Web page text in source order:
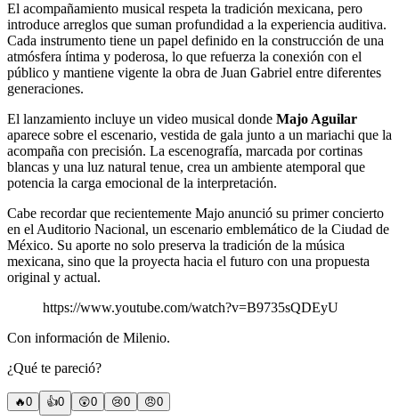
El acompañamiento musical respeta la tradición mexicana, pero
introduce arreglos que suman profundidad a la experiencia auditiva.
Cada instrumento tiene un papel definido en la construcción de una
atmósfera íntima y poderosa, lo que refuerza la conexión con el
público y mantiene vigente la obra de Juan Gabriel entre diferentes
generaciones.
El lanzamiento incluye un video musical donde Majo Aguilar
aparece sobre el escenario, vestida de gala junto a un mariachi que la
acompaña con precisión. La escenografía, marcada por cortinas
blancas y una luz natural tenue, crea un ambiente atemporal que
potencia la carga emocional de la interpretación.
Cabe recordar que recientemente Majo anunció su primer concierto
en el Auditorio Nacional, un escenario emblemático de la Ciudad de
México. Su aporte no solo preserva la tradición de la música
mexicana, sino que la proyecta hacia el futuro con una propuesta
original y actual.
https://www.youtube.com/watch?v=B9735sQDEyU
Con información de Milenio.
¿Qué te pareció?
🔥0 👍0 😲0 😢0 😠0